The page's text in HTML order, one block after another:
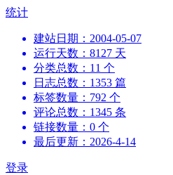
跳
统计
建站日期：2004-05-07
运行天数：8127 天
分类总数：11 个
日志总数：1353 篇
标签数量：792 个
评论总数：1345 条
链接数量：0 个
最后更新：2026-4-14
登录